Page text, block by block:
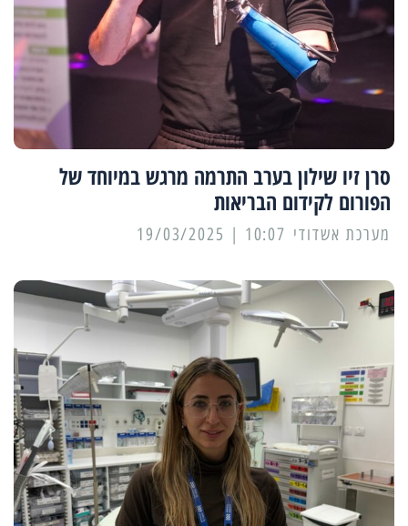
סרן זיו שילון בערב התרמה מרגש במיוחד של
הפורום לקידום הבריאות
מערכת אשדודי 10:07 | 19/03/2025